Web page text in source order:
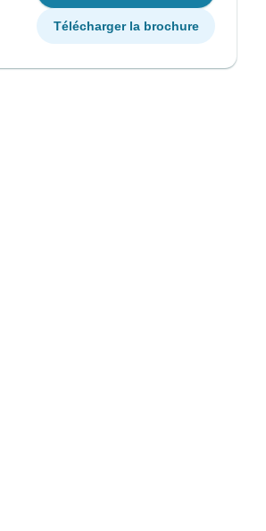
Télécharger la brochure